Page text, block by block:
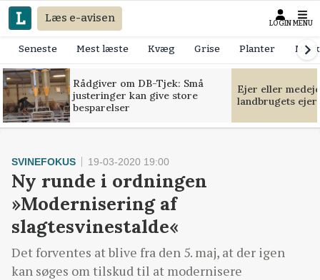
Læs e-avisen LOGIN MENU
Seneste Mest læste Kvæg Grise Planter
Rådgiver om DB-Tjek: Små
justeringer kan give store
besparelser
Ejer eller
landbrugets
SVINEFOKUS 19-03-2020 19:00
Ny runde i ordningen
»Modernisering af
slagtesvinestalde«
Det forventes at blive fra den 5. maj, at der igen
kan søges om tilskud til at modernisere